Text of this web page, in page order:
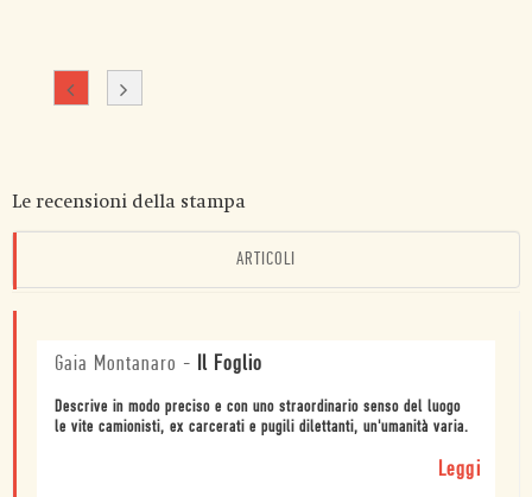
Le recensioni della stampa
ARTICOLI
Gaia Montanaro - Il Foglio
Descrive in modo preciso e con uno straordinario senso del luogo
le vite camionisti, ex carcerati e pugili dilettanti, un'umanità varia.
Leggi